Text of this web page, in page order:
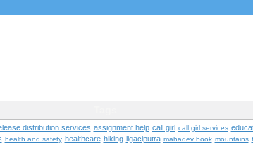
distribution services assignment help call girl call girl services
health and safety healthcare hiking ligaciputra mahadev book mountains